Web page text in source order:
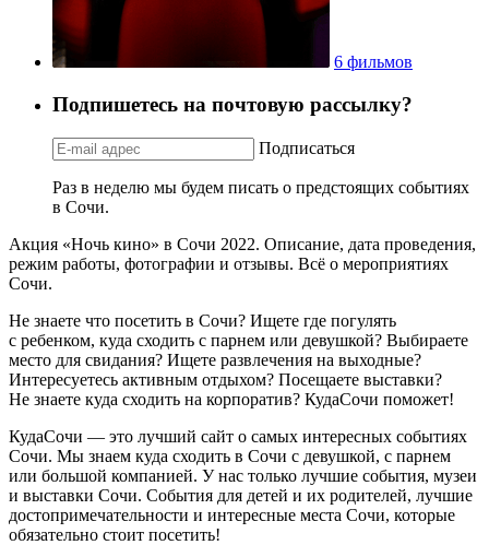
6 фильмов
Подпишетесь на почтовую рассылку?
Подписаться
Раз в неделю мы будем писать о предстоящих событиях
в Сочи.
Акция «Ночь кино» в Сочи 2022. Описание, дата проведения,
режим работы, фотографии и отзывы. Всё о мероприятиях
Сочи.
Не знаете что посетить в Сочи? Ищете где погулять
с ребенком, куда сходить с парнем или девушкой? Выбираете
место для свидания? Ищете развлечения на выходные?
Интересуетесь активным отдыхом? Посещаете выставки?
Не знаете куда сходить на корпоратив? КудаСочи поможет!
КудаСочи — это лучший сайт о самых интересных событиях
Сочи. Мы знаем куда сходить в Сочи с девушкой, с парнем
или большой компанией. У нас только лучшие события, музеи
и выставки Сочи. События для детей и их родителей, лучшие
достопримечательности и интересные места Сочи, которые
обязательно стоит посетить!